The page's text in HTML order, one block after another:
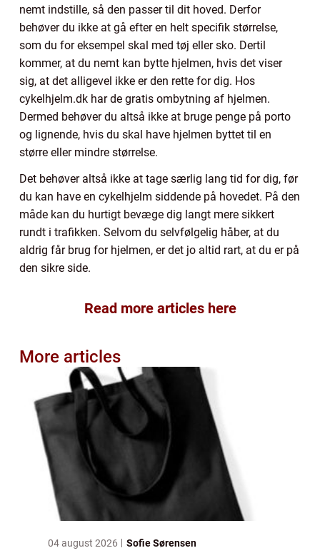
nemt indstille, så den passer til dit hoved. Derfor
behøver du ikke at gå efter en helt specifik størrelse,
som du for eksempel skal med tøj eller sko. Dertil
kommer, at du nemt kan bytte hjelmen, hvis det viser
sig, at det alligevel ikke er den rette for dig. Hos
cykelhjelm.dk har de gratis ombytning af hjelmen.
Dermed behøver du altså ikke at bruge penge på porto
og lignende, hvis du skal have hjelmen byttet til en
større eller mindre størrelse.
Det behøver altså ikke at tage særlig lang tid for dig, før
du kan have en cykelhjelm siddende på hovedet. På den
måde kan du hurtigt bevæge dig langt mere sikkert
rundt i trafikken. Selvom du selvfølgelig håber, at du
aldrig får brug for hjelmen, er det jo altid rart, at du er på
den sikre side.
Read more articles here
More articles
04 august 2026 Sofie Sørensen